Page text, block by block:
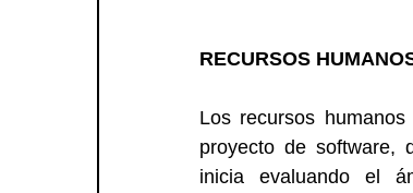
RECURSOS
Los recursos
proyecto de software,
inicia evaluando el